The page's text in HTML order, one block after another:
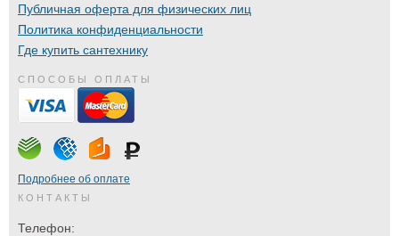
Публичная оферта для физических лиц
Политика конфиденциальности
Где купить сантехнику
СПОСОБЫ ОПЛАТЫ
Подробнее об оплате
КОНТАКТЫ
Телефон: